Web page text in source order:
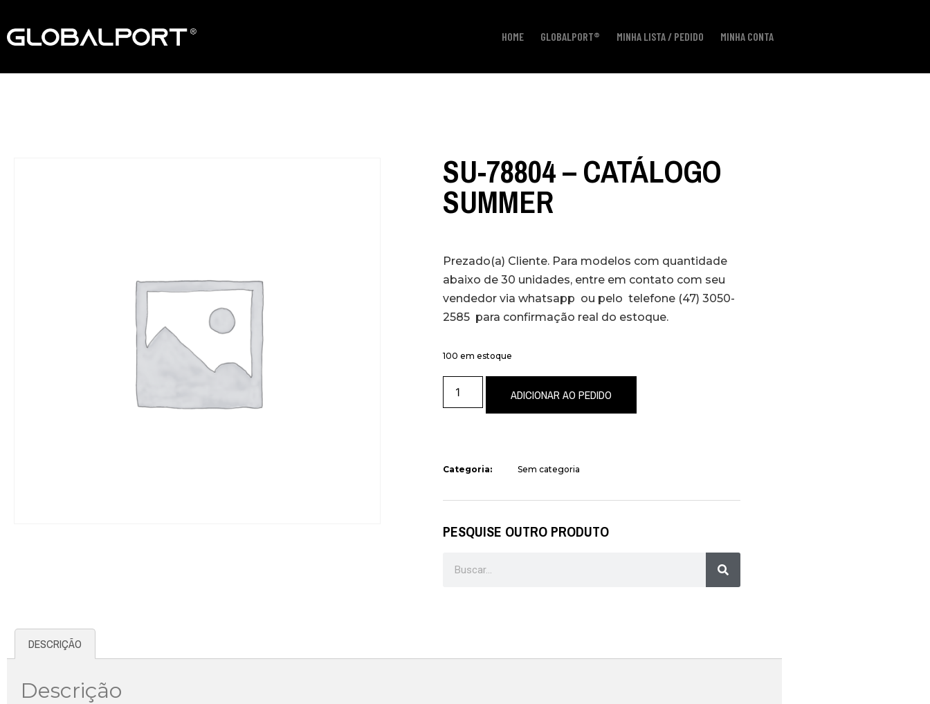
HOME GLOBALPORT® MINHA LISTA / PEDIDO MINHA CONTA
SU-78804 – CATÁLOGO
SUMMER
Prezado(a) Cliente. Para modelos com quantidade
abaixo de 30 unidades, entre em contato com seu
vendedor via whatsapp ou pelo telefone (47) 3050-
2585 para confirmação real do estoque.
100 em estoque
ADICIONAR AO PEDIDO
Categoria: Sem categoria
PESQUISE OUTRO PRODUTO
DESCRIÇÃO
Descrição